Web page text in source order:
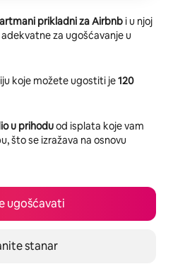
prikladni za Airbnb i u njoj
za ugošćavanje u
koje možete ugostiti je120
u prihoduod isplata koje vam
što se izražava na osnovu
ugošćavati
stanar